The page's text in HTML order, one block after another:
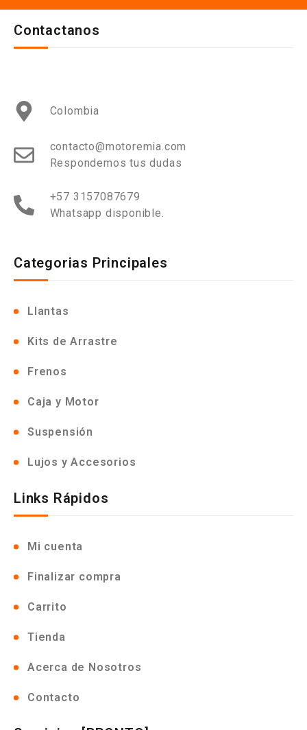
Contactanos
Colombia
contacto@motoremia.com
Respondemos tus dudas
+57 3157087679
Whatsapp disponible.
Categorias Principales
Llantas
Kits de Arrastre
Frenos
Caja y Motor
Suspensión
Lujos y Accesorios
Links Rápidos
Mi cuenta
Finalizar compra
Carrito
Tienda
Acerca de Nosotros
Contacto